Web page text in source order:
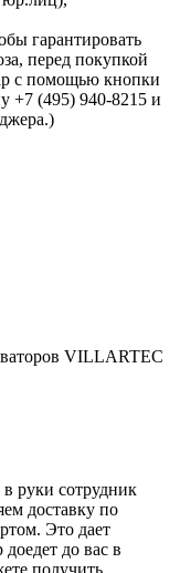
гарантировать
перед покупкой
с помощью кнопки
+7 (495) 940-8215 и
VILLARTEC
руки сотрудник
доставку по
Это дает
до вас в
получить